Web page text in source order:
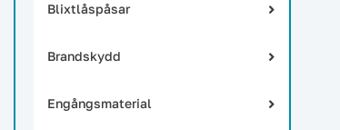
Blixtlåspåsar
Brandskydd
Engångsmaterial